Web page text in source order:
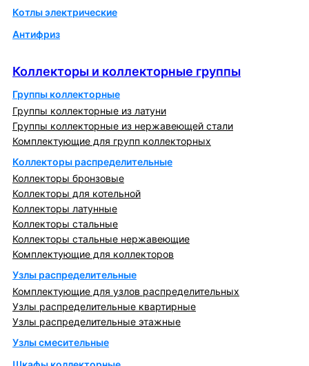
Котлы электрические
Антифриз
Коллекторы и коллекторные группы
Группы коллекторные
Группы коллекторные из латуни
Группы коллекторные из нержавеющей стали
Комплектующие для групп коллекторных
Коллекторы распределительные
Коллекторы бронзовые
Коллекторы для котельной
Коллекторы латунные
Коллекторы стальные
Коллекторы стальные нержавеющие
Комплектующие для коллекторов
Узлы распределительные
Комплектующие для узлов распределительных
Узлы распределительные квартирные
Узлы распределительные этажные
Узлы смесительные